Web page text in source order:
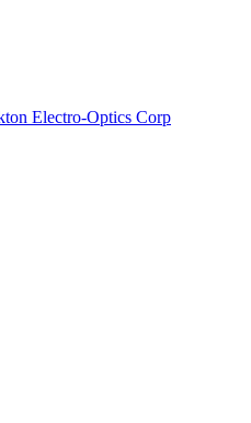
Electro-Optics Corp